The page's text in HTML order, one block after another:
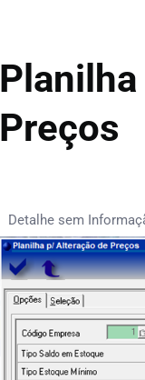
Preços
Detalhe sem